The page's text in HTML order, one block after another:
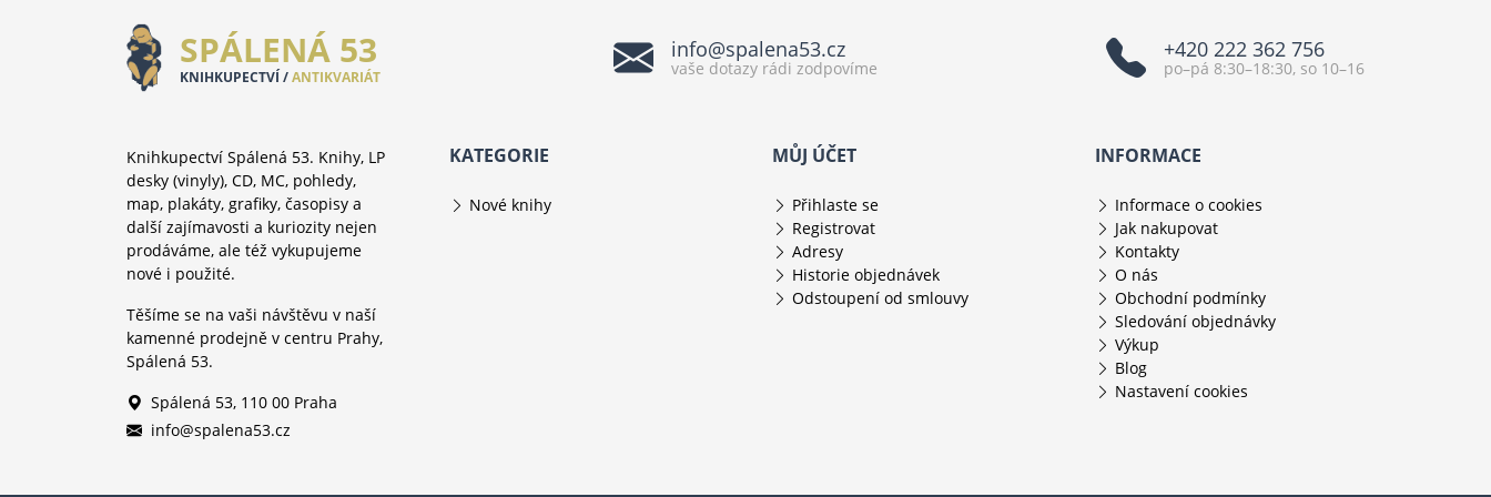
SPÁLENÁ 53
KNIHKUPECTVÍ /ANTIKVARIÁT
info@spalena53.cz
vaše dotazy rádi zodpovíme
+420 222 362 756
po–pá 8:30–18:30, so 10–16
Knihkupectví Spálená 53. Knihy, LP
desky (vinyly), CD, MC, pohledy,
map, plakáty, grafiky, časopisy a
další zajímavosti a kuriozity nejen
prodáváme, ale též vykupujeme
nové i použité.
Těšíme se na vaši návštěvu v naší
kamenné prodejně v centru Prahy,
Spálená 53.
Spálená 53, 110 00 Praha
info@spalena53.cz
KATEGORIE
Nové knihy
MŮJ ÚČET
Přihlaste se
Registrovat
Adresy
Historie objednávek
Odstoupení od smlouvy
INFORMACE
Informace o cookies
Jak nakupovat
Kontakty
O nás
Obchodní podmínky
Sledování objednávky
Výkup
Blog
Nastavení cookies